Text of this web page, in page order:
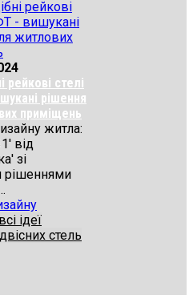
рейкові стелі
рішення
приміщень
житла:
від
зі
рішеннями
ідеї
стель